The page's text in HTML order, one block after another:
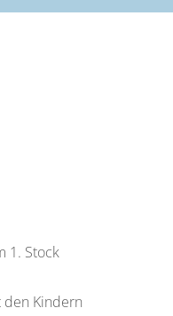
1. Stock
den Kindern